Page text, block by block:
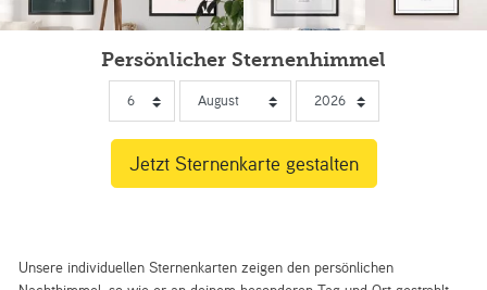
Persönlicher Sternenhimmel
Unsere individuellen Sternenkarten zeigen den persönlichen